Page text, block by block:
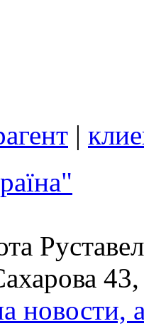
|
новости,